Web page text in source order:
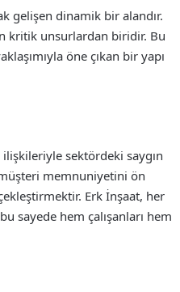
gelişen dinamik bir alandır.
kritik unsurlardan biridir. Bu
öne çıkan bir yapı
sektördeki saygın
memnuniyetini ön
Erk İnşaat, her
sayede hem çalışanları hem